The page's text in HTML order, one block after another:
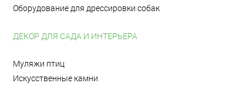
Оборудование для дрессировки собак
ДЕКОР ДЛЯ САДА И ИНТЕРЬЕРА
Муляжи птиц
Искусственные камни